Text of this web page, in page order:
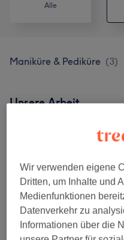
Alle
Maniküre & Pediküre (3)
Unsere Arbeit
Wir verwenden eigene
Dritten, um Inhalte und
Medienfunktionen
Datenverkehr zu
Informationen über die